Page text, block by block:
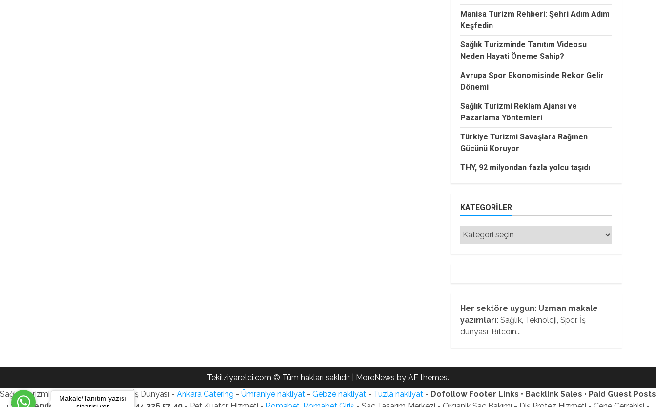
Manisa Turizm Rehberi: Şehri Adım Adım
Keşfedin
Sağlık Turizminde Tanıtım Videosu
Neden Hayati Öneme Sahip?
Avrupa Spor Ekonomisinde Rekor Gelir
Dönemi
Sağlık Turizmi Reklam Ajansı ve
Pazarlama Yöntemleri
Türkiye Turizmi Savaşlara Rağmen
Gücünü Koruyor
THY, 92 milyondan fazla yolcu taşıdı
KATEGORILER
Kategoriler
Her sektöre uygun: Uzman makale
yazımları:Sağlık, Teknoloji, Spor, İş
dünyası, Bitcoin...
Tekilziyaretci.com © Tüm hakları saklıdır MoreNews by AF themes.
Sağlık Turizmi Reklam Ajansı - Gezi - İş Dünyası - Ankara Catering - Ümraniye nakliyat - Gebze nakliyat - Tuzla nakliyat - Dofollow Footer Links • Backlink Sales • Paid Guest Posts
Makale/Tanıtım yazısı